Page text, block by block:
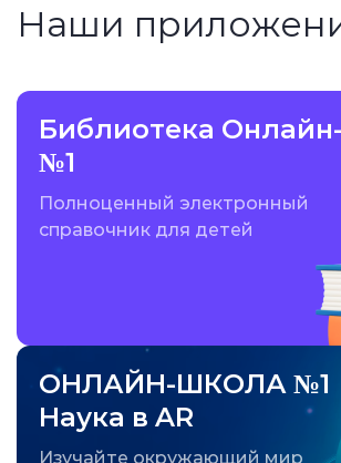
Наши
Библиотека
№1
Полноценный электронный
справочник для детей
ОНЛАЙН-ШКОЛА №1
Наука в AR
Изучайте окружающий мир